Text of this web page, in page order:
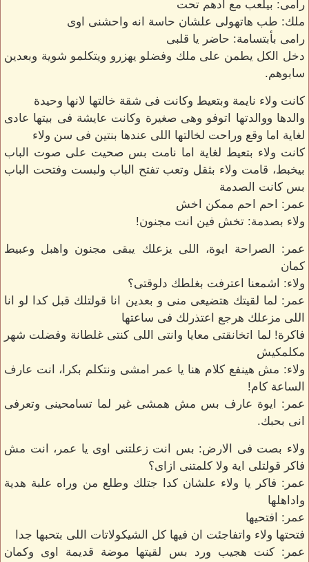
رامى: بيلعب مع ادهم تحت
ملك: طب هاتهولى علشان حاسة انه واحشنى اوى
رامى بأبتسامة: حاضر يا قلبى
دخل الكل يطمن على ملك وفضلو يهزرو ويتكلمو شوية وبعدين
سابوهم.
كانت ولاء نايمة وبتعيط وكانت فى شقة خالتها لانها وحيدة
والدها ووالدتها اتوفو وهى صغيرة وكانت عايشة فى بيتها عادى
لغاية اما وقع وراحت لخالتها اللى عندها بنتين فى سن ولاء
كانت ولاء بتعيط لغاية اما نامت بس صحيت على صوت الباب
بيخبط، قامت ولاء بثقل وتعب تفتح الباب ولبست وفتحت الباب
بس كانت الصدمة
عمر: احم احم ممكن اخش
ولاء بصدمة: تخش فين انت مجنون!
عمر: الصراحة ايوة، اللى يزعلك يبقى مجنون واهبل وعبيط
كمان
ولاء: اشمعنا اعترفت بغلطك دلوقتى؟
عمر: لما لقيتك هتضيعى منى و بعدين انا قولتلك قبل كدا لو انا
اللى مزعلك هرجع اعتذرلك فى ساعتها
فاكرة! لما اتخانقتى معايا وانتى اللى كنتى غلطانة وفضلت شهر
مكلمكيش
ولاء: مش هينفع كلام هنا يا عمر امشى ونتكلم بكرا، انت عارف
الساعة كام!
عمر: ايوة عارف بس مش همشى غير لما تسامحينى وتعرفى
انى بحبك.
ولاء بصت فى الارض: بس انت زعلتنى اوى يا عمر، انت مش
فاكر قولتلى اية ولا كلمتنى ازاى؟
عمر: فاكر يا ولاء علشان كدا جتلك وطلع من وراه علبة هدية
واداهلها
عمر: افتحيها
فتحتها ولاء واتفاجئت ان فيها كل الشيكولاتات اللى بتحبها جدا
عمر: كنت هجيب ورد بس لقيتها موضة قديمة اوى وكمان